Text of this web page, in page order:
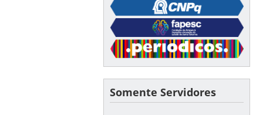
Somente Servidores